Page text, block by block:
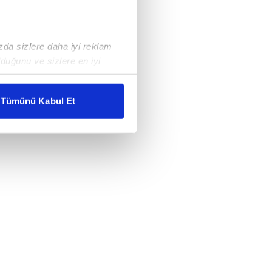
sizlere daha iyi reklam
ve sizlere en iyi
karşılamak
gösterilmeyecektir."
detaylı bilgi için Ayarlar
ve sitemizde ilgili
Tümünü Kabul Et